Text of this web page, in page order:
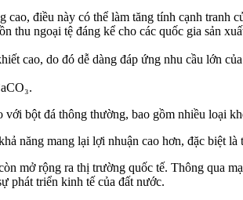
điều này có thể làm tăng tính cạnh tranh
thu ngoại tệ đáng kể cho các quốc gia sản
cao, do đó dễ dàng đáp ứng nhu cầu lớn
bột đá thông thường, bao gồm nhiều loại
năng mang lại lợi nhuận cao hơn, đặc biệt là
mở rộng ra thị trường quốc tế. Thông qua
phát triển kinh tế của đất nước.